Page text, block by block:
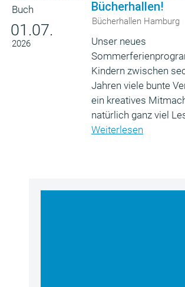
01.07.
2026
Bücherhallen!
Bücherhallen Hamburg
Unser neues
Kindern zwischen
Jahren viele bunte
ein kreatives
natürlich ganz viel
Weiterlesen